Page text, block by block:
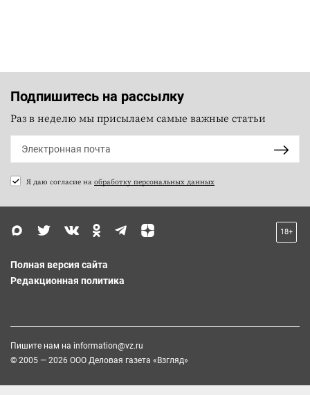
Подпишитесь на рассылку
Раз в неделю мы присылаем самые важные статьи
Я даю согласие на обработку персональных данных
18+
Полная версия сайта
Редакционная политика
Пишите нам на information@vz.ru
© 2005 — 2026 ООО Деловая газета «Взгляд»